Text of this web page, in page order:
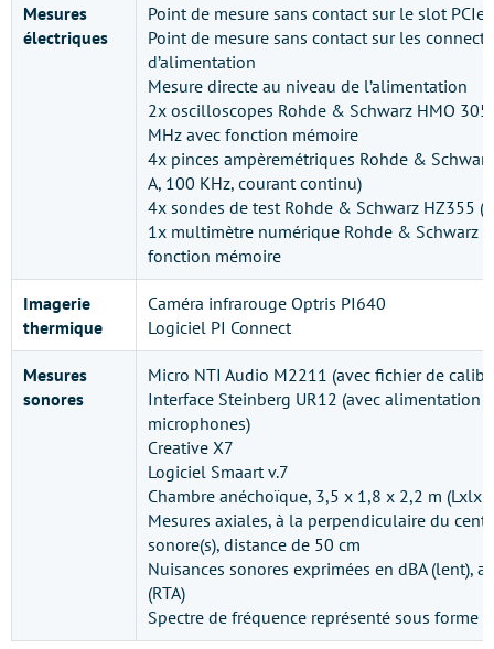
Mesures
électriques
Point de mesure sans contact sur le slot
Point de mesure sans contact sur les
d’alimentation
Mesure directe au niveau de l’alimentation
2x oscilloscopes Rohde & Schwarz HMO
MHz avec fonction mémoire
4x pinces ampèremétriques Rohde &
A, 100 KHz, courant continu)
4x sondes de test Rohde & Schwarz HZ355
1x multimètre numérique Rohde & Schwarz
fonction mémoire
Imagerie
thermique
Caméra infrarouge Optris PI640
Logiciel PI Connect
Mesures
sonores
Micro NTI Audio M2211 (avec fichier de
Interface Steinberg UR12 (avec alimentation
microphones)
Creative X7
Logiciel Smaart v.7
Chambre anéchoïque, 3,5 x 1,8 x 2,2 m
Mesures axiales, à la perpendiculaire du
sonore(s), distance de 50 cm
Nuisances sonores exprimées en dBA (lent),
(RTA)
Spectre de fréquence représenté sous forme